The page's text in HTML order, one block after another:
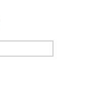
Please leave this